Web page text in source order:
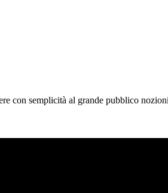
con semplicità al grande pubblico